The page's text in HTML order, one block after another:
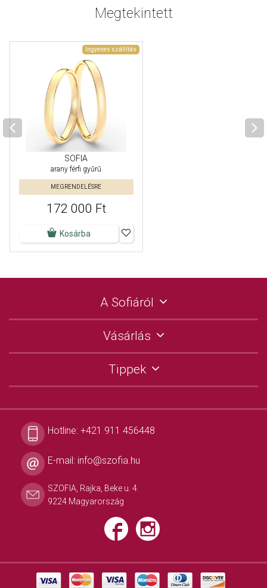
Megtekintett
Ingyenes szállítás
SOFIA
arany férfi gyűrű
MEGRENDELÉSRE
172 000 Ft
Kosárba
A Sofiáról
Vásárlás
Tippek
Hotline: +421 911 456448
E-mail: info@szofia.hu
SZOFIA, Rajka, Beke u. 4.
9224 Magyarország